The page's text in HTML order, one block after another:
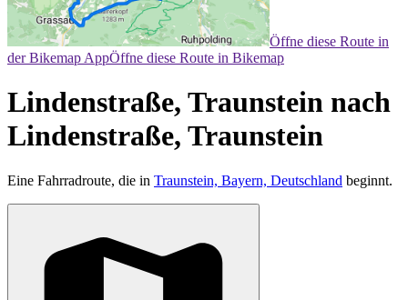
Öffne diese Route in
der Bikemap AppÖffne diese Route in Bikemap
Lindenstraße, Traunstein nach
Lindenstraße, Traunstein
Eine Fahrradroute, die in Traunstein, Bayern, Deutschland beginnt.